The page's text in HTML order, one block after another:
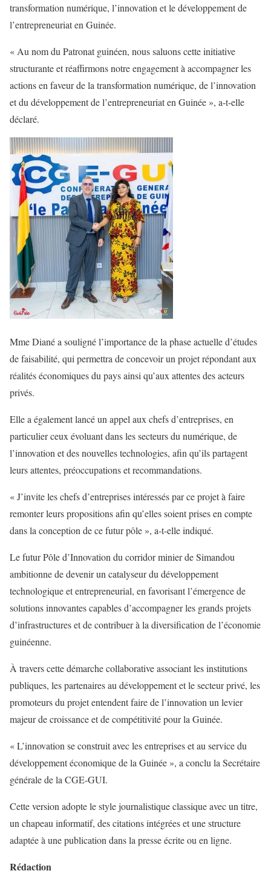
transformation numérique, l’innovation et le développement de
l’entrepreneuriat en Guinée.
« Au nom du Patronat guinéen, nous saluons cette initiative
structurante et réaffirmons notre engagement à accompagner les
actions en faveur de la transformation numérique, de l’innovation
et du développement de l’entrepreneuriat en Guinée », a-t-elle
déclaré.
Mme Diané a souligné l’importance de la phase actuelle d’études
de faisabilité, qui permettra de concevoir un projet répondant aux
réalités économiques du pays ainsi qu’aux attentes des acteurs
privés.
Elle a également lancé un appel aux chefs d’entreprises, en
particulier ceux évoluant dans les secteurs du numérique, de
l’innovation et des nouvelles technologies, afin qu’ils partagent
leurs attentes, préoccupations et recommandations.
« J’invite les chefs d’entreprises intéressés par ce projet à faire
remonter leurs propositions afin qu’elles soient prises en compte
dans la conception de ce futur pôle », a-t-elle indiqué.
Le futur Pôle d’Innovation du corridor minier de Simandou
ambitionne de devenir un catalyseur du développement
technologique et entrepreneurial, en favorisant l’émergence de
solutions innovantes capables d’accompagner les grands projets
d’infrastructures et de contribuer à la diversification de l’économie
guinéenne.
À travers cette démarche collaborative associant les institutions
publiques, les partenaires au développement et le secteur privé, les
promoteurs du projet entendent faire de l’innovation un levier
majeur de croissance et de compétitivité pour la Guinée.
« L’innovation se construit avec les entreprises et au service du
développement économique de la Guinée », a conclu la Secrétaire
générale de la CGE-GUI.
Cette version adopte le style journalistique classique avec un titre,
un chapeau informatif, des citations intégrées et une structure
adaptée à une publication dans la presse écrite ou en ligne.
Rédaction